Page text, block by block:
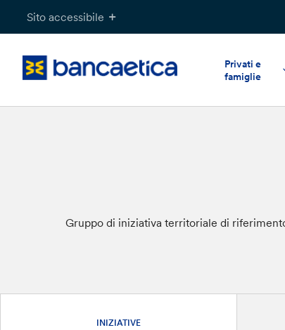
Sito accessibile
Privati e
famiglie
Gruppo di iniziativa territoriale di
INIZIATIVE